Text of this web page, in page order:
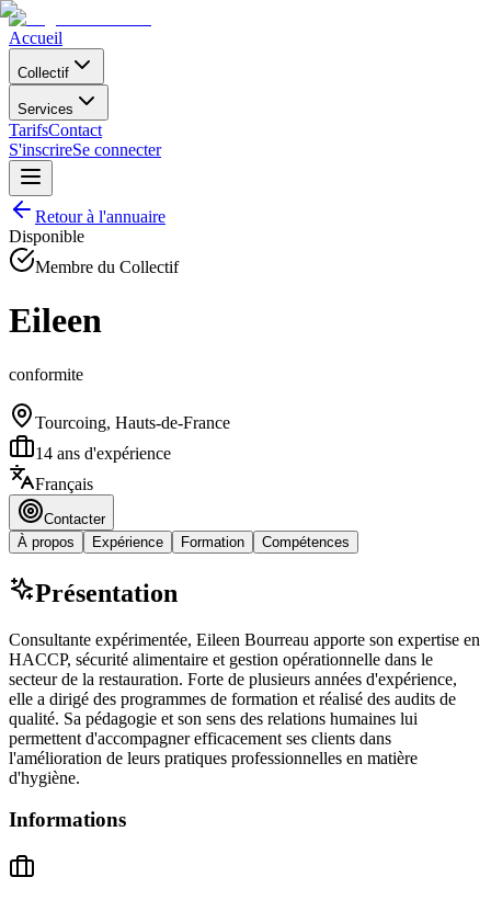
Accueil
Collectif
Services
TarifsContact
S'inscrireSe connecter
Retour à l'annuaire
Disponible
Membre du Collectif
Eileen
conformite
Tourcoing, Hauts-de-France
14 ans d'expérience
Français
Contacter
À propos
Expérience Formation Compétences
Présentation
Consultante expérimentée, Eileen Bourreau apporte son expertise en
HACCP, sécurité alimentaire et gestion opérationnelle dans le
secteur de la restauration. Forte de plusieurs années d'expérience,
elle a dirigé des programmes de formation et réalisé des audits de
qualité. Sa pédagogie et son sens des relations humaines lui
permettent d'accompagner efficacement ses clients dans
l'amélioration de leurs pratiques professionnelles en matière
d'hygiène.
Informations